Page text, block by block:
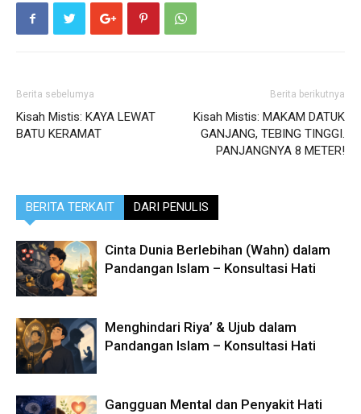
Berita sebelumya
Kisah Mistis: KAYA LEWAT
BATU KERAMAT
Berita berikutnya
Kisah Mistis: MAKAM DATUK
GANJANG, TEBING TINGGI.
PANJANGNYA 8 METER!
BERITA TERKAIT DARI PENULIS
Cinta Dunia Berlebihan (Wahn) dalam
Pandangan Islam – Konsultasi Hati
Menghindari Riya’ & Ujub dalam
Pandangan Islam – Konsultasi Hati
Gangguan Mental dan Penyakit Hati